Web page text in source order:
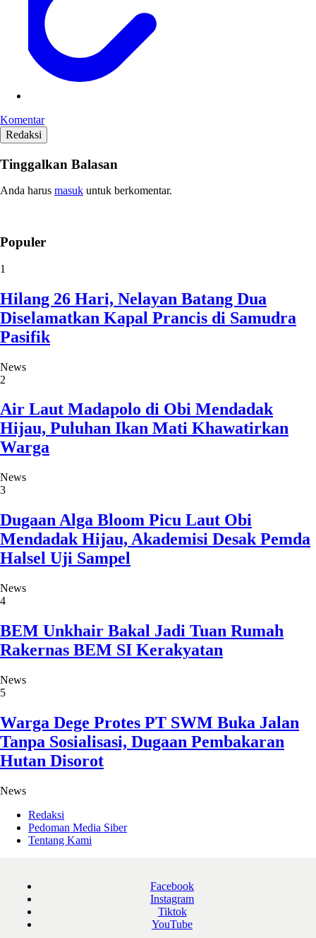
Komentar
Redaksi
Tinggalkan Balasan
Anda harus masuk untuk berkomentar.
Populer
1
Hilang 26 Hari, Nelayan Batang Dua
Diselamatkan Kapal Prancis di Samudra
Pasifik
News
2
Air Laut Madapolo di Obi Mendadak
Hijau, Puluhan Ikan Mati Khawatirkan
Warga
News
3
Dugaan Alga Bloom Picu Laut Obi
Mendadak Hijau, Akademisi Desak Pemda
Halsel Uji Sampel
News
4
BEM Unkhair Bakal Jadi Tuan Rumah
Rakernas BEM SI Kerakyatan
News
5
Warga Dege Protes PT SWM Buka Jalan
Tanpa Sosialisasi, Dugaan Pembakaran
Hutan Disorot
News
Redaksi
Pedoman Media Siber
Tentang Kami
Facebook
Instagram
Tiktok
YouTube